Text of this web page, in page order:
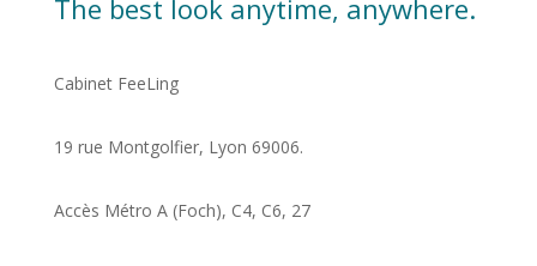
The best look anytime, anywhere.
Cabinet FeeLing
19 rue Montgolfier, Lyon 69006.
Accès Métro A (Foch), C4, C6, 27